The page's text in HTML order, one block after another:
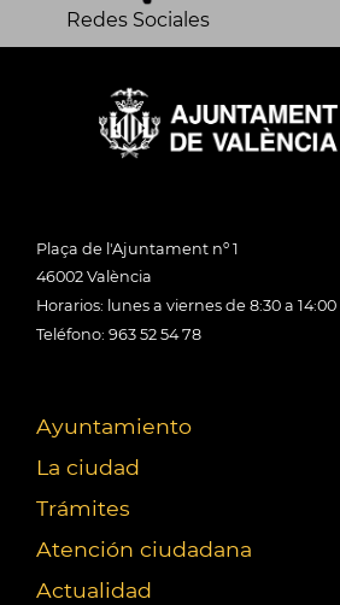
Redes Sociales
Plaça de l'Ajuntament nº 1
46002 València
Horarios: lunes a viernes de 8:30 a
Teléfono: 963 52 54 78
Ayuntamiento
La ciudad
Trámites
Atención ciudadana
Actualidad